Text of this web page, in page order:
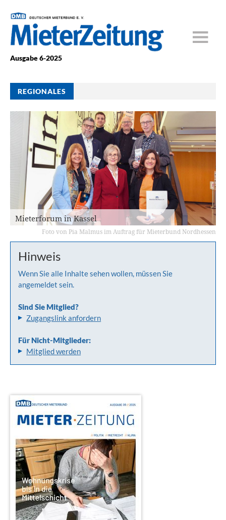
Ausgabe 6-2025
REGIONALES
Mieterforum in Kassel
Foto von Pia Malmus im Auftrag für Mieterbund Nordhessen
Hinweis
Wenn Sie alle Inhalte sehen wollen, müssen Sie
angemeldet sein.
Sind Sie Mitglied?
Zugangslink anfordern
Für Nicht-Mitglieder:
Mitglied werden